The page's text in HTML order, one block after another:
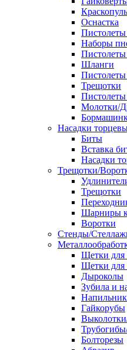
Оснастка
Пистолеты
Наборы
Пистолеты
Шланги
Трещотки
Молотки/
Насадки
Биты
Вставка
Насадки
Трещотки/
Трещотки
Шарниры
Воротки
Стенды/
Щетки
Щетки для
Дыроколы
Зубила и
Гайкорубы
Болторезы